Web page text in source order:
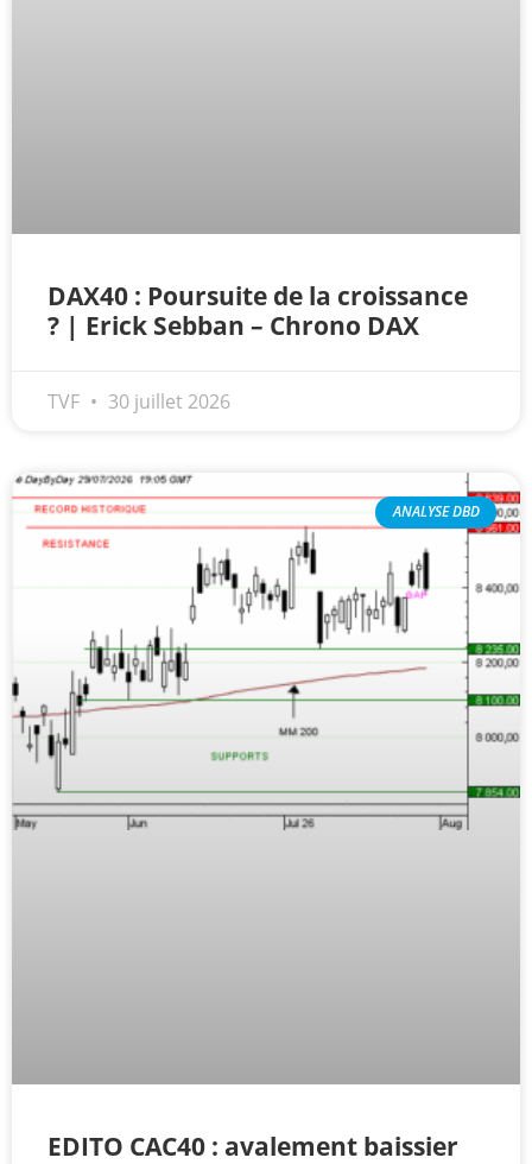
DAX40 : Poursuite de la croissance
? | Erick Sebban – Chrono DAX
TVF 30 juillet 2026
ANALYSE DBD
EDITO CAC40 : avalement baissier